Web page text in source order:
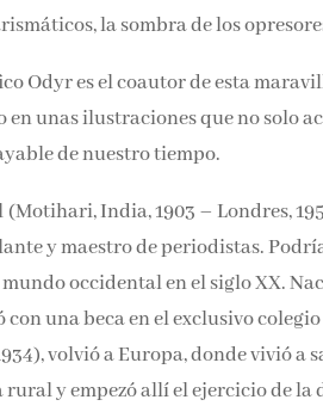
la sombra de los
Odyr es el coautor de esta
en unas ilustraciones que no solo
de nuestro tiempo.
(Motihari, India, 1903 – Londres,
y maestro de periodistas.
occidental en el siglo XX.
con una beca en el exclusivo
volvió a Europa, donde vivió a
y empezó allí el ejercicio de la